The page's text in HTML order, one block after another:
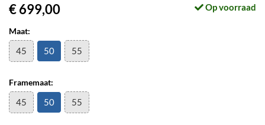
€ 699,00 Op voorraad
Maat:
45 50 55
Framemaat:
45 50 55